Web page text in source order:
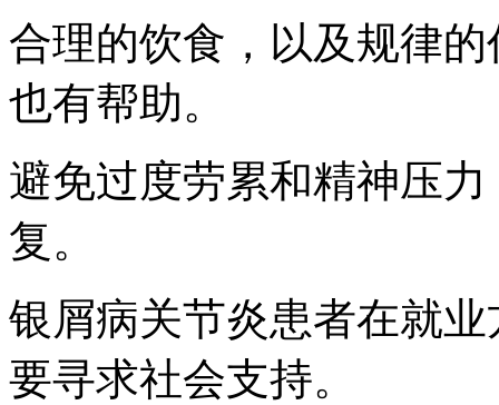
合理的饮食，以及规律
也有帮助。
避免过度劳累和精神压
复。
银屑病关节炎患者在就
要寻求社会支持。